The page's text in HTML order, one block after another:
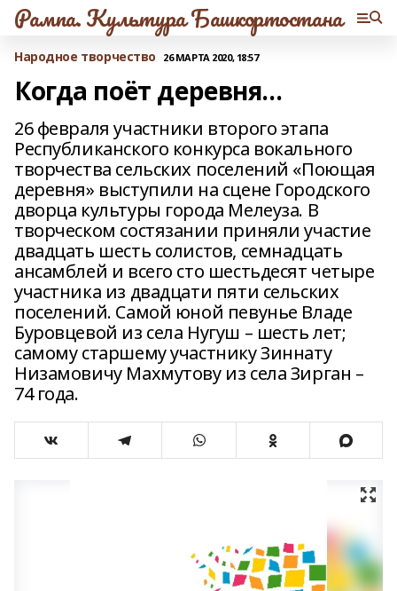
Рампа. Культура Башкортостана
Народное творчество 26 МАРТА 2020, 18:57
Когда поёт деревня…
26 февраля участники второго этапа
Республиканского конкурса вокального
творчества сельских поселений «Поющая
деревня» выступили на сцене Городского
дворца культуры города Мелеуза. В
творческом состязании приняли участие
двадцать шесть солистов, семнадцать
ансамблей и всего сто шестьдесят четыре
участника из двадцати пяти сельских
поселений. Самой юной певунье Владе
Буровцевой из села Нугуш – шесть лет;
самому старшему участнику Зиннату
Низамовичу Махмутову из села Зирган –
74 года.